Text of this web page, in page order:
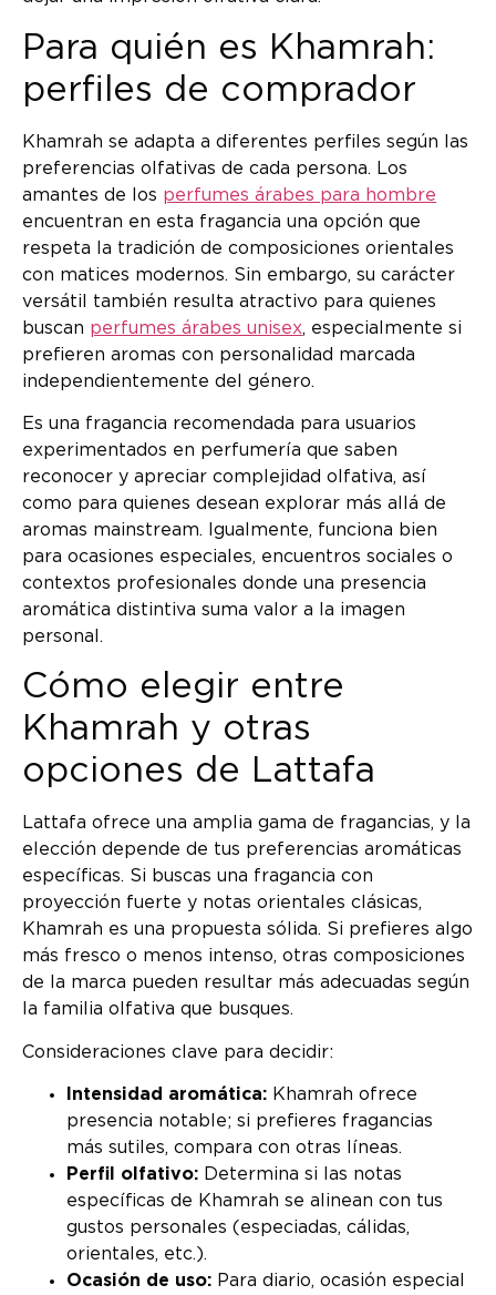
Para quién es Khamrah:
perfiles de comprador
Khamrah se adapta a diferentes perfiles según las
preferencias olfativas de cada persona. Los
amantes de los perfumes árabes para hombre
encuentran en esta fragancia una opción que
respeta la tradición de composiciones orientales
con matices modernos. Sin embargo, su carácter
versátil también resulta atractivo para quienes
buscan perfumes árabes unisex, especialmente si
prefieren aromas con personalidad marcada
independientemente del género.
Es una fragancia recomendada para usuarios
experimentados en perfumería que saben
reconocer y apreciar complejidad olfativa, así
como para quienes desean explorar más allá de
aromas mainstream. Igualmente, funciona bien
para ocasiones especiales, encuentros sociales o
contextos profesionales donde una presencia
aromática distintiva suma valor a la imagen
personal.
Cómo elegir entre
Khamrah y otras
opciones de Lattafa
Lattafa ofrece una amplia gama de fragancias, y la
elección depende de tus preferencias aromáticas
específicas. Si buscas una fragancia con
proyección fuerte y notas orientales clásicas,
Khamrah es una propuesta sólida. Si prefieres algo
más fresco o menos intenso, otras composiciones
de la marca pueden resultar más adecuadas según
la familia olfativa que busques.
Consideraciones clave para decidir:
Intensidad aromática: Khamrah ofrece
presencia notable; si prefieres fragancias
más sutiles, compara con otras líneas.
Perfil olfativo: Determina si las notas
específicas de Khamrah se alinean con tus
gustos personales (especiadas, cálidas,
orientales, etc.).
Ocasión de uso: Para diario, ocasión especial